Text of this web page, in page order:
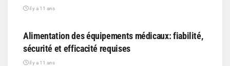
il y a 11 ans
Alimentation des équipements médicaux: fiabilité,
sécurité et efficacité requises
il y a 11 ans